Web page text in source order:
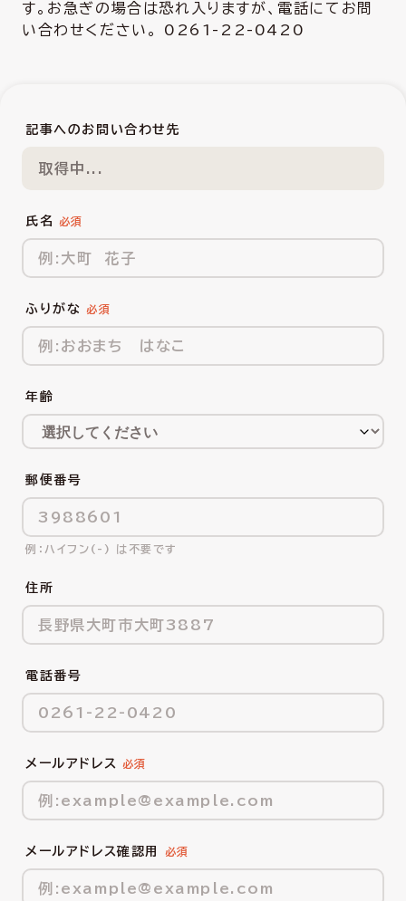
す。お急ぎの場合は恐れ入りますが、電話にてお問
い合わせください。 0261-22-0420
記事へのお問い合わせ先
取得中...
氏名
ふりがな
年齢
郵便番号
ハイフン(-) は不要です
住所
電話番号
メールアドレス
メールアドレス確認用